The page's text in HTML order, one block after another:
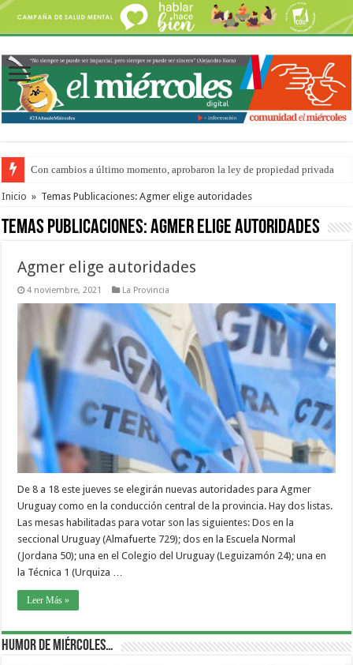
Con cambios a último momento, aprobaron la ley de propiedad privada
Adopción en Entre Ríos: el 35% de los 90 niños, niñas y adolescentes que
Inicio » Temas Publicaciones: Agmer elige autoridades
Temas Publicaciones:Agmer elige autoridades
Agmer elige autoridades
4 noviembre, 2021 La Provincia
De 8 a 18 este jueves se elegirán nuevas autoridades para Agmer
Uruguay como en la conducción central de la provincia. Hay dos listas.
Las mesas habilitadas para votar son las siguientes: Dos en la
seccional Uruguay (Almafuerte 729); dos en la Escuela Normal
(Jordana 50); una en el Colegio del Uruguay (Leguizamón 24); una en
la Técnica 1 (Urquiza …
Leer Más »
Humor de Miércoles…